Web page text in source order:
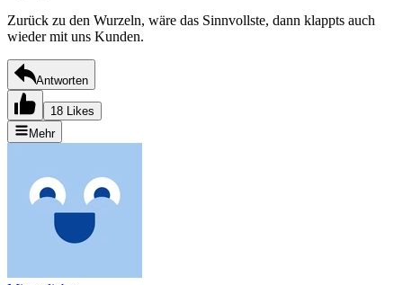
Zurück zu den Wurzeln, wäre das Sinnvollste, dann klappts auch
wieder mit uns Kunden.
Antworten
18 Likes
Mehr